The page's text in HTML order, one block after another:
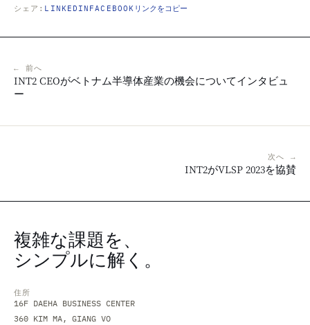
シェア: LINKEDIN FACEBOOK リンクをコピー
← 前へ
INT2 CEOがベトナム半導体産業の機会についてインタビュ
ー
次へ →
INT2がVLSP 2023を協賛
複雑な課題を、
シンプルに解く。
住所
16F DAEHA BUSINESS CENTER
360 KIM MA, GIANG VO